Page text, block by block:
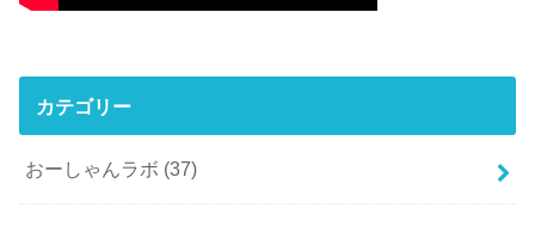
カテゴリー
おーしゃんラボ (37)